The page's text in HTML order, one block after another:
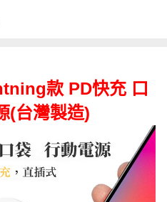
款 PD快充 口
(台灣製造)